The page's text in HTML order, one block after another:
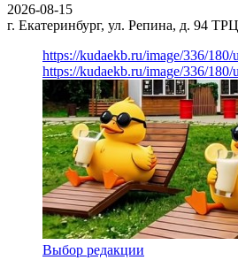
2026-08-15
г. Екатеринбург, ул. Репина, д. 94 ТРЦ
https://kudaekb.ru/image/336/
https://kudaekb.ru/image/336/
Выбор редакции